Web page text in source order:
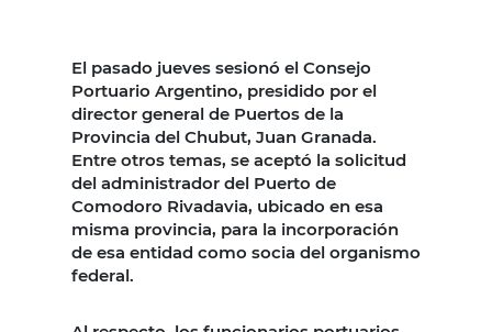
El pasado jueves sesionó el Consejo
Portuario Argentino, presidido por el
director general de Puertos de la
Provincia del Chubut, Juan Granada.
Entre otros temas, se aceptó la solicitud
del administrador del Puerto de
Comodoro Rivadavia, ubicado en esa
misma provincia, para la incorporación
de esa entidad como socia del organismo
federal.